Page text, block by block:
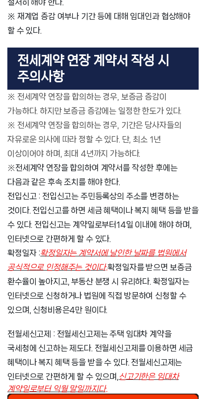
철저히 해야 한다.
※ 재계업 증감 여부나 기간 등에 대해 임대인과 협상해야
할 수 있다.
전세계약 연장 계약서 작성 시
주의사항
※ 전세계약 연장을 합의하는 경우, 보증금 증감이
가능하다. 하지만 보증금 증감에는 일정한 한도가 있다.
※ 전세계약 연장을 합의하는 경우, 기간은 당사자들의
자유로운 의사에 따라 정할 수 있다. 단, 최소 1년
이상이어야 하며, 최대 4년까지 가능하다.
※전세계약 연장을 합의하여 계약서를 작성한 후에는
다음과 같은 후속 조치를 해야 한다.
전입신고 : 전입신고는 주민등록상의 주소를 변경하는
것이다. 전입신고를 하면 세금 혜택이나 복지 혜택 등을 받을
수 있다. 전입신고는 계약일로부터 14일 이내에 해야 하며,
인터넷으로 간편하게 할 수 있다.
확정일자 :확정일자는 계약서에 날인한 날짜를 법원에서
공식적으로 인정해주는 것이다.확정일자를 받으면 보증금
환수율이 높아지고, 부동산 분쟁 시 유리하다. 확정일자는
인터넷으로 신청하거나 법원에 직접 방문하여 신청할 수
있으며, 신청비용은4만 원이다.
전월세신고제 : 전월세신고제는 주택 임대차 계약을
국세청에 신고하는 제도다. 전월세신고제를 이용하면 세금
혜택이나 복지 혜택 등을 받을 수 있다. 전월세신고제는
인터넷으로 간편하게 할 수 있으며, 신고기한은 임대차
계약일로부터 익월 말일까지다.